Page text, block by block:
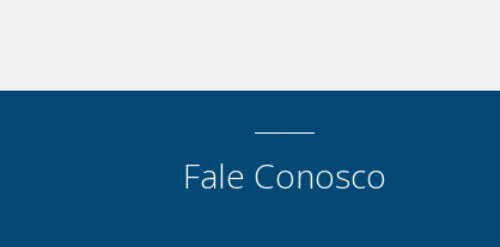
Fale Conosco